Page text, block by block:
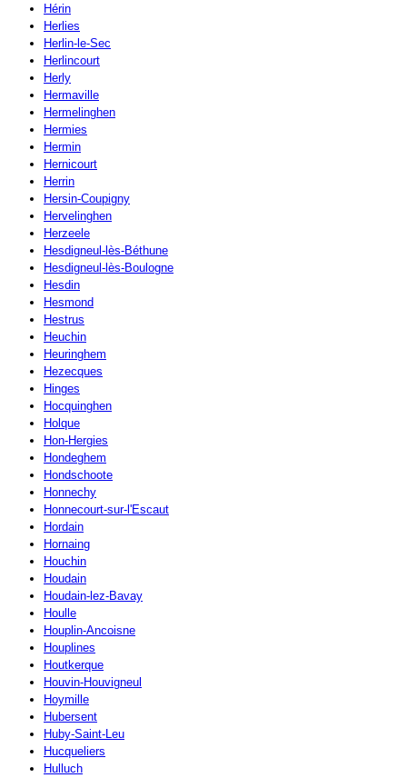
Hérin
Herlies
Herlin-le-Sec
Herlincourt
Herly
Hermaville
Hermelinghen
Hermies
Hermin
Hernicourt
Herrin
Hersin-Coupigny
Hervelinghen
Herzeele
Hesdigneul-lès-Béthune
Hesdigneul-lès-Boulogne
Hesdin
Hesmond
Hestrus
Heuchin
Heuringhem
Hezecques
Hinges
Hocquinghen
Holque
Hon-Hergies
Hondeghem
Hondschoote
Honnechy
Honnecourt-sur-l'Escaut
Hordain
Hornaing
Houchin
Houdain
Houdain-lez-Bavay
Houlle
Houplin-Ancoisne
Houplines
Houtkerque
Houvin-Houvigneul
Hoymille
Hubersent
Huby-Saint-Leu
Hucqueliers
Hulluch